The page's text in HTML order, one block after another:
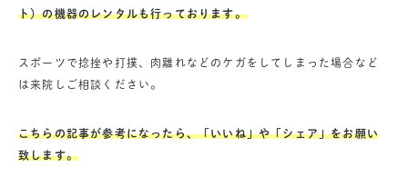
ト）の機器のレンタルも行っております。
スポーツで捻挫や打撲、肉離れなどのケガをしてしまった場合など
は来院しご相談ください。
こちらの記事が参考になったら、「いいね」や「シェア」をお願い
致します。